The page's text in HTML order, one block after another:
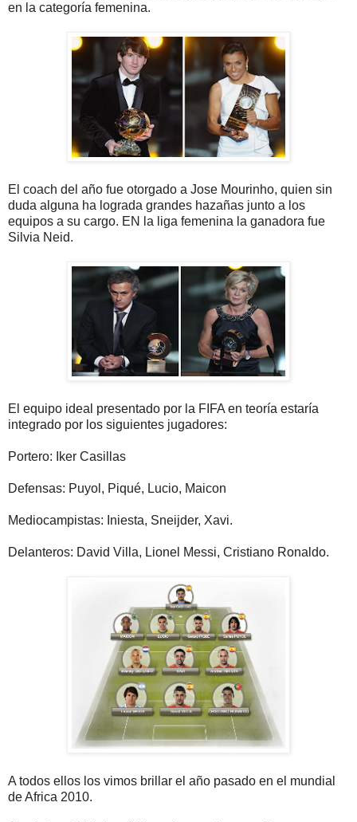
en la categoría femenina.
El coach del año fue otorgado a Jose Mourinho, quien sin
duda alguna ha lograda grandes hazañas junto a los
equipos a su cargo. EN la liga femenina la ganadora fue
Silvia Neid.
El equipo ideal presentado por la FIFA en teoría estaría
integrado por los siguientes jugadores:
Portero: Iker Casillas
Defensas: Puyol, Piqué, Lucio, Maicon
Mediocampistas: Iniesta, Sneijder, Xavi.
Delanteros: David Villa, Lionel Messi, Cristiano Ronaldo.
A todos ellos los vimos brillar el año pasado en el mundial
de Africa 2010.